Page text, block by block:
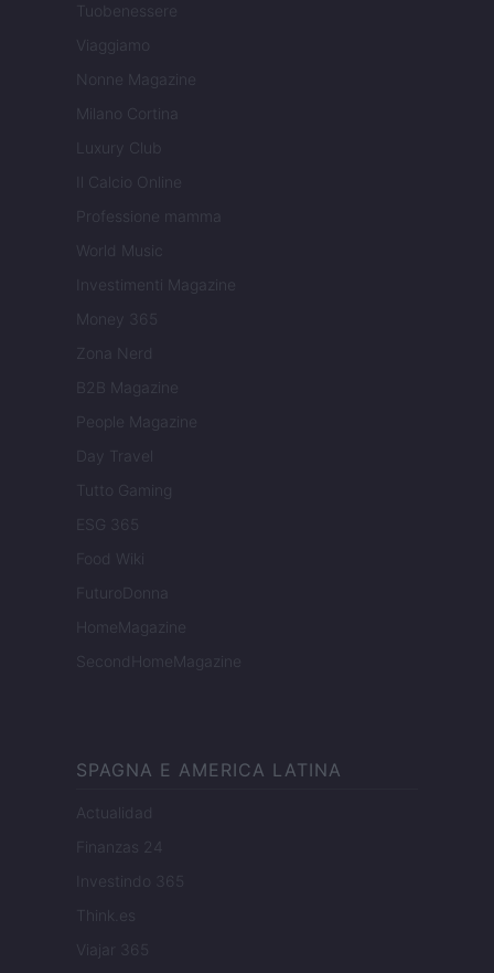
Tuobenessere
Viaggiamo
Nonne Magazine
Milano Cortina
Luxury Club
Il Calcio Online
Professione mamma
World Music
Investimenti Magazine
Money 365
Zona Nerd
B2B Magazine
People Magazine
Day Travel
Tutto Gaming
ESG 365
Food Wiki
FuturoDonna
HomeMagazine
SecondHomeMagazine
SPAGNA E AMERICA LATINA
Actualidad
Finanzas 24
Investindo 365
Think.es
Viajar 365